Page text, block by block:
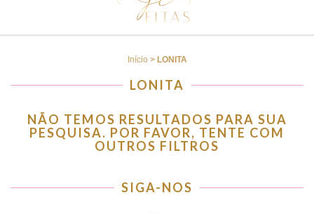
Início > LONITA
LONITA
NÃO TEMOS RESULTADOS PARA SUA
PESQUISA. POR FAVOR, TENTE COM
OUTROS FILTROS
SIGA-NOS